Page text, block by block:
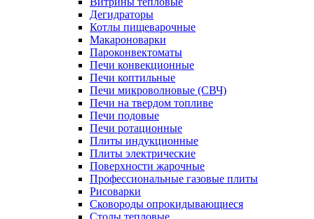
Дегидраторы
Котлы пищеварочные
Макароноварки
Пароконвектоматы
Печи конвекционные
Печи коптильные
Печи микроволновые (СВЧ)
Печи на твердом топливе
Печи подовые
Печи ротационные
Плиты индукционные
Плиты электрические
Поверхности жарочные
Профессиональные газовые плиты
Рисоварки
Сковороды опрокидывающиеся
Столы тепловые